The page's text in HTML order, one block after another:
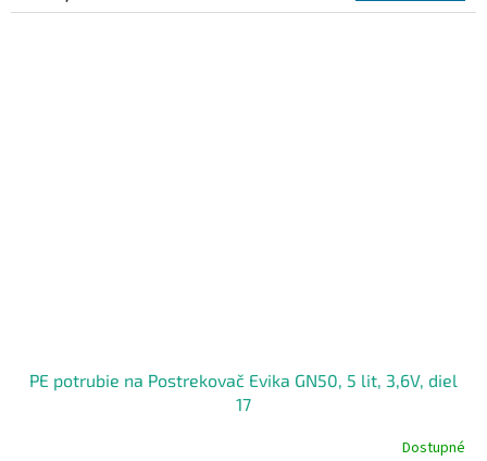
PE potrubie na Postrekovač Evika GN50, 5 lit, 3,6V, diel
17
Dostupné